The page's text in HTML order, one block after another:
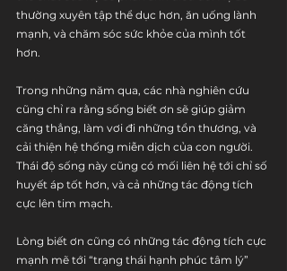
thường xuyên tập thể dục hơn, ăn uống lành
mạnh, và chăm sóc sức khỏe của mình tốt
hơn.
Trong những năm qua, các nhà nghiên cứu
cũng chỉ ra rằng sống biết ơn sẽ giúp giảm
căng thẳng, làm vơi đi những tổn thương, và
cải thiện hệ thống miễn dịch của con người.
Thái độ sống này cũng có mối liên hệ tới chỉ số
huyết áp tốt hơn, và cả những tác động tích
cực lên tim mạch.
Lòng biết ơn cũng có những tác động tích cực
mạnh mẽ tới “trạng thái hạnh phúc tâm lý”